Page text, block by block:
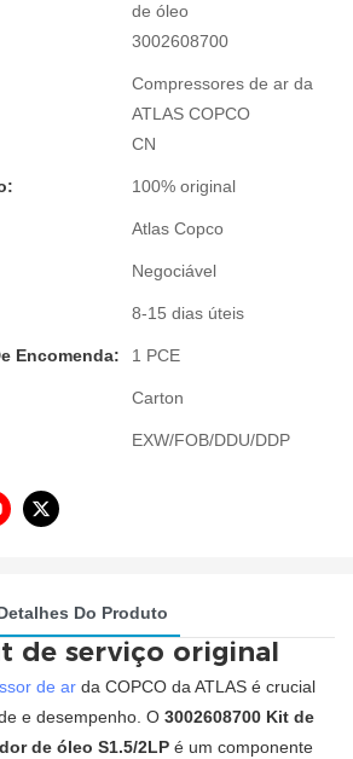
de óleo
3002608700
Compressores de ar da
ATLAS COPCO
CN
100% original
Atlas Copco
Negociável
8-15 dias úteis
Encomenda: 1 PCE
Carton
EXW/FOB/DDU/DDP
Do Produto
de serviço original
de ar da COPCO da ATLAS é crucial
e desempenho. O 3002608700 Kit de
de óleo S1.5/2LP é um componente